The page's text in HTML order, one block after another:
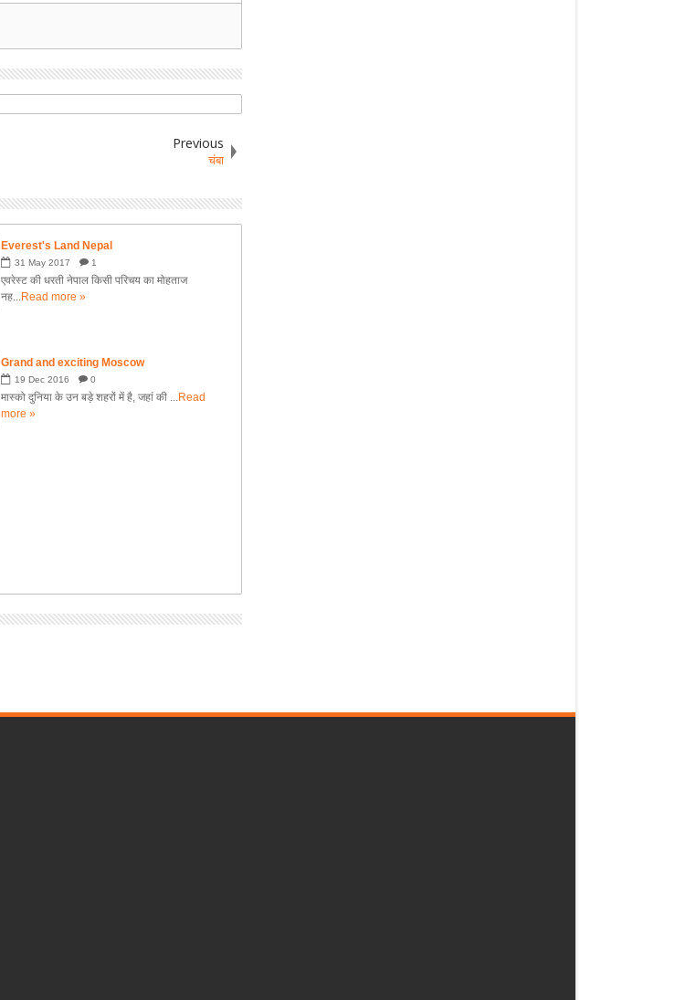
Previous
चंबा
Everest's Land Nepal
31 May 2017 1
एवरेस्ट की धरती नेपाल किसी परिचय का मोहताज
नह...Read more »
Grand and exciting Moscow
19 Dec 2016 0
मास्को दुनिया के उन बड़े शहरों में है, जहां की ...Read
more »